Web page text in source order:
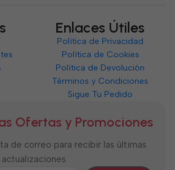
Enlaces Útiles
Política de Privacidad
Política de Cookies
Política de Devolución
Términos y Condiciones
Sigue Tu Pedido
Ofertas y Promociones
de correo para recibir las últimas
actualizaciones.